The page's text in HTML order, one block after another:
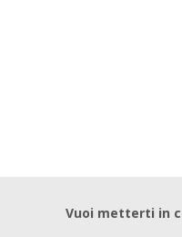
Vuoi metterti in